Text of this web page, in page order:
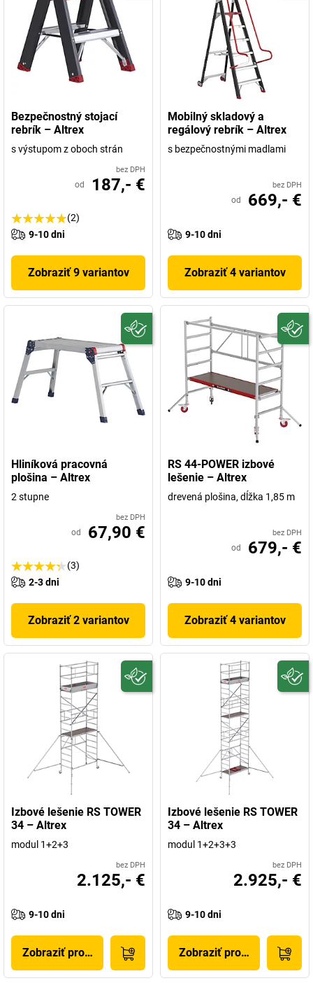
Bezpečnostný stojací
rebrík – Altrex
s výstupom z oboch strán
bez DPH
od 187,- €
(2)
9-10 dni
Zobraziť 9 variantov
Mobilný skladový a
regálový rebrík – Altrex
s bezpečnostnými madlami
bez DPH
od 669,- €
9-10 dni
Zobraziť 4 variantov
Hliníková pracovná
plošina – Altrex
2 stupne
bez DPH
od 67,90 €
(3)
2-3 dni
Zobraziť 2 variantov
RS 44-POWER izbové
lešenie – Altrex
drevená plošina, dĺžka 1,85 m
bez DPH
od 679,- €
9-10 dni
Zobraziť 4 variantov
Izbové lešenie RS TOWER
34 – Altrex
modul 1+2+3
bez DPH
2.125,- €
9-10 dni
Zobraziť produkt
Izbové lešenie RS TOWER
34 – Altrex
modul 1+2+3+3
bez DPH
2.925,- €
9-10 dni
Zobraziť produkt